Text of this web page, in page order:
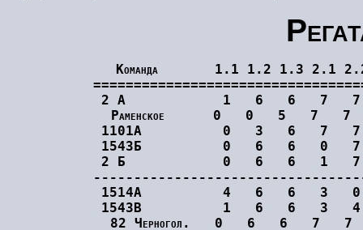
Команда       1.1 1.2 1.3 2.1
2 А            1   6   6   7
Раменское      0   0   5
1101А          0   3   6   7
1543Б          0   6   6   0
2 Б            0   6   6   1
1514А          4   6   6   3
1543В          1   6   6   3
82 Черногол.   0   6   6